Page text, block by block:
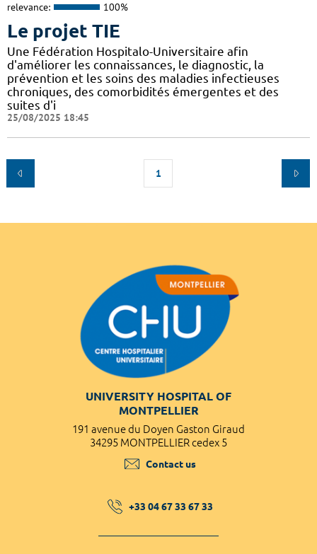
relevance: 100%
Le projet TIE
Une Fédération Hospitalo-Universitaire afin
d'améliorer les connaissances, le diagnostic, la
prévention et les soins des maladies infectieuses
chroniques, des comorbidités émergentes et des
suites d'i
25/08/2025 18:45
1
UNIVERSITY HOSPITAL OF
MONTPELLIER
191 avenue du Doyen Gaston Giraud
34295 MONTPELLIER cedex 5
Contact us
+33 04 67 33 67 33